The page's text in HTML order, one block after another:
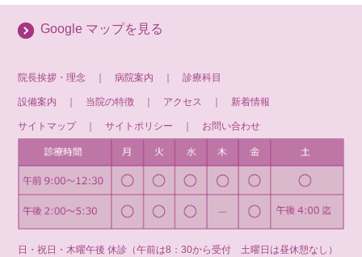
Google マップを見る
院長挨拶・理念 ｜病院案内 ｜診療科目
設備案内 当院の特徴 アクセス 新着情報
サイトマップ｜サイトポリシー お問い合わせ
日・祝日・木曜午後 休診（午前は8：30から受付 土曜日は昼休憩なし）